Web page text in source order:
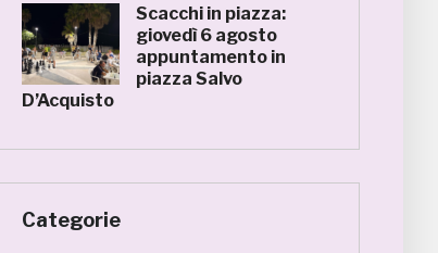
Scacchi in piazza:
giovedì 6 agosto
appuntamento in
piazza Salvo
D’Acquisto
Categorie